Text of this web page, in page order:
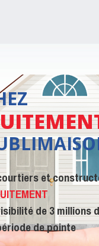
et
de 3 millions
de pointe